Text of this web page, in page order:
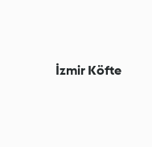
İzmir Köfte